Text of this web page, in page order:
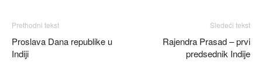
Prethodni tekst
Proslava Dana republike u
Indiji
Sledeći tekst
Rajendra Prasad – prvi
predsednik Indije